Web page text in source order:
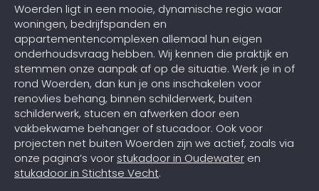
Woerden ligt in een mooie, dynamische regio waar
woningen, bedrijfspanden en
appartementencomplexen allemaal hun eigen
onderhoudsvraag hebben. Wij kennen die praktijk en
stemmen onze aanpak af op de situatie. Werk je in of
rond Woerden, dan kun je ons inschakelen voor
renovlies behang, binnen schilderwerk, buiten
schilderwerk, stucen en afwerken door een
vakbekwame behanger of stucadoor. Ook voor
projecten net buiten Woerden zijn we actief, zoals via
onze pagina’s voor stukadoor in Oudewater en
stukadoor in Stichtse Vecht.